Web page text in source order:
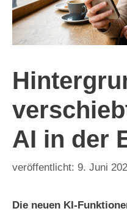
AI in der
9. Juni
Die neuen KI-